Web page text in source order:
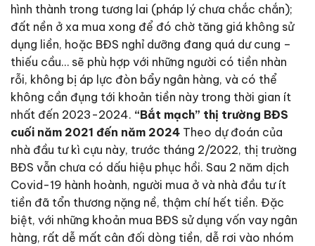
hình thành trong tương lai (pháp lý chưa chắc chắn);
đất nền ở xa mua xong để đó chờ tăng giá không sử
dụng liền, hoặc BĐS nghỉ dưỡng đang quá dư cung –
thiếu cầu… sẽ phù hợp với những người có tiền nhàn
rỗi, không bị áp lực đòn bẩy ngân hàng, và có thể
không cần đụng tới khoản tiền này trong thời gian ít
nhất đến 2023-2024. “Bắt mạch” thị trường BĐS
cuối năm 2021 đến năm 2024 Theo dự đoán của
nhà đầu tư kì cựu này, trước tháng 2/2022, thị trường
BĐS vẫn chưa có dấu hiệu phục hồi. Sau 2 năm dịch
Covid-19 hành hoành, người mua ở và nhà đầu tư ít
tiền đã tổn thương nặng nề, thậm chí hết tiền. Đặc
biệt, với những khoản mua BĐS sử dụng vốn vay ngân
hàng, rất dễ mất cân đối dòng tiền, dễ rơi vào nhóm